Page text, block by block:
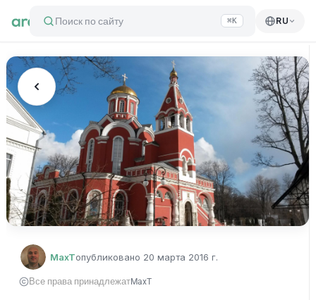
Поиск по сайту ⌘K RU
MaxTопубликовано 20 марта 2016 г.
Все права принадлежатMaxT